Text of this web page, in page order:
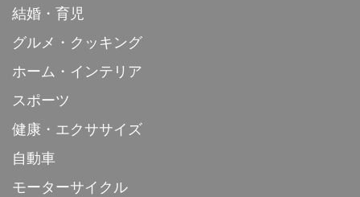
結婚・育児
グルメ・クッキング
ホーム・インテリア
スポーツ
健康・エクササイズ
自動車
モーターサイクル